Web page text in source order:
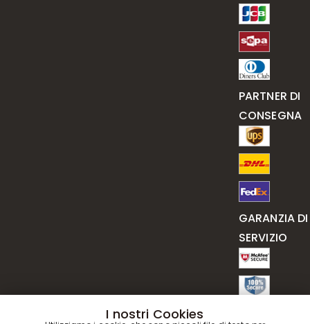
PARTNER DI
CONSEGNA
GARANZIA DI
SERVIZIO
I nostri Cookies